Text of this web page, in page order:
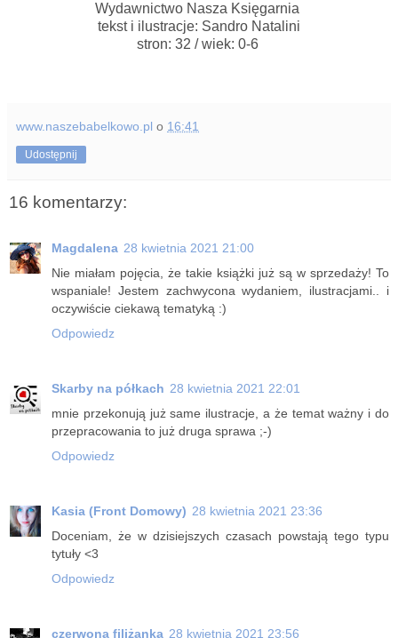
Wydawnictwo Nasza Księgarnia
tekst i ilustracje: Sandro Natalini
stron: 32 / wiek: 0-6
www.naszebabelkowo.pl o 16:41
Udostępnij
16 komentarzy:
Magdalena 28 kwietnia 2021 21:00
Nie miałam pojęcia, że takie książki już są w sprzedaży! To
wspaniale! Jestem zachwycona wydaniem, ilustracjami.. i
oczywiście ciekawą tematyką :)
Odpowiedz
Skarby na półkach 28 kwietnia 2021 22:01
mnie przekonują już same ilustracje, a że temat ważny i do
przepracowania to już druga sprawa ;-)
Odpowiedz
Kasia (Front Domowy) 28 kwietnia 2021 23:36
Doceniam, że w dzisiejszych czasach powstają tego typu
tytuły <3
Odpowiedz
czerwona filiżanka 28 kwietnia 2021 23:56